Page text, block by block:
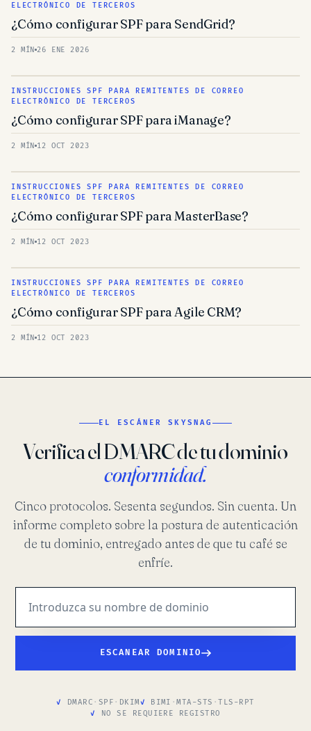
ELECTRÓNICO DE TERCEROS
¿Cómo configurar SPF para SendGrid?
2 MÍN 26 ENE 2026
INSTRUCCIONES SPF PARA REMITENTES DE CORREO
ELECTRÓNICO DE TERCEROS
¿Cómo configurar SPF para iManage?
2 MÍN 12 OCT 2023
INSTRUCCIONES SPF PARA REMITENTES DE CORREO
ELECTRÓNICO DE TERCEROS
¿Cómo configurar SPF para MasterBase?
2 MÍN 12 OCT 2023
INSTRUCCIONES SPF PARA REMITENTES DE CORREO
ELECTRÓNICO DE TERCEROS
¿Cómo configurar SPF para Agile CRM?
2 MÍN 12 OCT 2023
EL ESCÁNER SKYSNAG
Verifica el DMARC de tu dominio
conformidad.
Cinco protocolos. Sesenta segundos. Sin cuenta. Un
informe completo sobre la postura de autenticación
de tu dominio, entregado antes de que tu café se
enfríe.
ESCANEAR DOMINIO
DMARC · SPF · DKIM BIMI ·MTA-STS ·TLS-RPT
NO SE REQUIERE REGISTRO